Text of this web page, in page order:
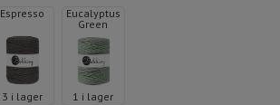
Espresso
3 i lager
Eucalyptus
Green
1 i lager